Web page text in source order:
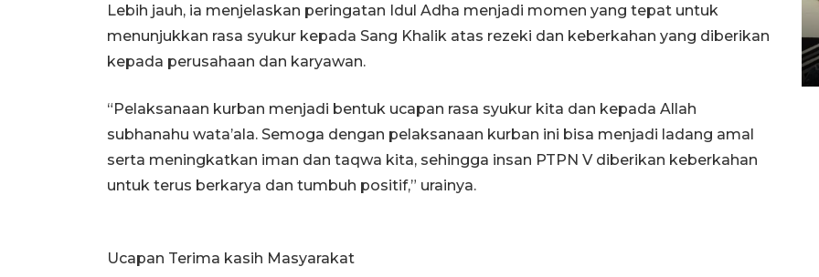
Lebih jauh, ia menjelaskan peringatan Idul Adha menjadi momen yang tepat untuk
menunjukkan rasa syukur kepada Sang Khalik atas rezeki dan keberkahan yang diberikan
kepada perusahaan dan karyawan.
“Pelaksanaan kurban menjadi bentuk ucapan rasa syukur kita dan kepada Allah
subhanahu wata’ala. Semoga dengan pelaksanaan kurban ini bisa menjadi ladang amal
serta meningkatkan iman dan taqwa kita, sehingga insan PTPN V diberikan keberkahan
untuk terus berkarya dan tumbuh positif,” urainya.
Ucapan Terima kasih Masyarakat
Penanaman 3000 batang
bakau merah di Dumai